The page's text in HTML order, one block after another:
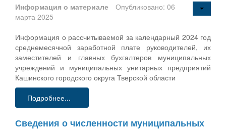
Информация о материале
Опубликовано: 06
марта 2025
Информация о рассчитываемой за календарный 2024 год
среднемесячной заработной плате руководителей, их
заместителей и главных бухгалтеров муниципальных
учреждений и муниципальных унитарных предприятий
Кашинского городского округа Тверской области
Подробнее...
Сведения о численности муниципальных